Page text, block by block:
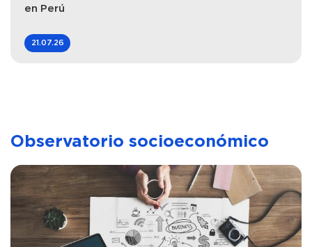
en Perú
21.07.26
Observatorio socioeconómico